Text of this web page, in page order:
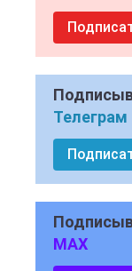
Телеграм
MAX